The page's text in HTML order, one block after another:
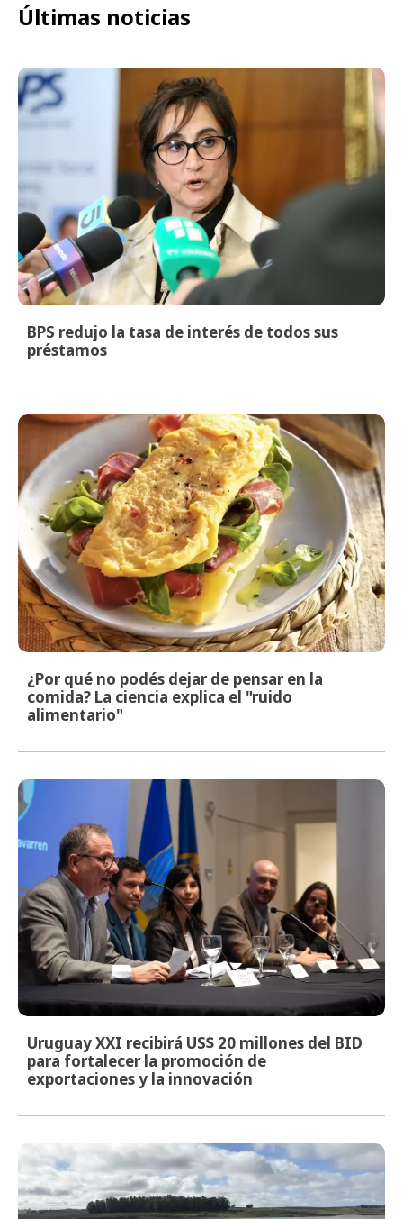
Últimas noticias
BPS redujo la tasa de interés de todos sus
préstamos
¿Por qué no podés dejar de pensar en la
comida? La ciencia explica el "ruido
alimentario"
Uruguay XXI recibirá US$ 20 millones del BID
para fortalecer la promoción de
exportaciones y la innovación